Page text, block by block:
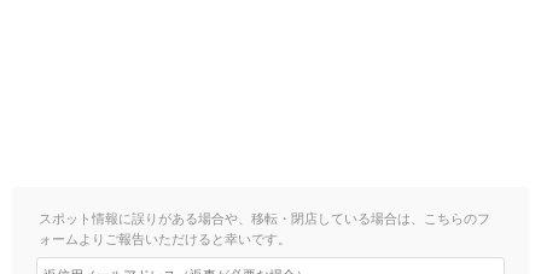
スポット情報に誤りがある場合や、移転・閉店している場合は、こちらのフ
ォームよりご報告いただけると幸いです。